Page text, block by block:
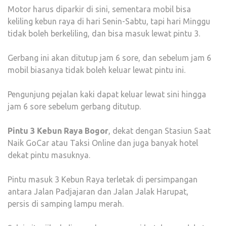
Motor harus diparkir di sini, sementara mobil bisa
keliling kebun raya di hari Senin-Sabtu, tapi hari Minggu
tidak boleh berkeliling, dan bisa masuk lewat pintu 3.
Gerbang ini akan ditutup jam 6 sore, dan sebelum jam 6
mobil biasanya tidak boleh keluar lewat pintu ini.
Pengunjung pejalan kaki dapat keluar lewat sini hingga
jam 6 sore sebelum gerbang ditutup.
Pintu 3 Kebun Raya Bogor , dekat dengan Stasiun Saat
Naik GoCar atau Taksi Online dan juga banyak hotel
dekat pintu masuknya.
Pintu masuk 3 Kebun Raya terletak di persimpangan
antara Jalan Padjajaran dan Jalan Jalak Harupat,
persis di samping lampu merah.